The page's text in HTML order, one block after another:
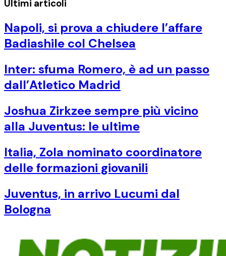
Ultimi articoli
Napoli, si prova a chiudere l’affare
Badiashile col Chelsea
Inter: sfuma Romero, è ad un passo
dall’Atletico Madrid
Joshua Zirkzee sempre più vicino
alla Juventus: le ultime
Italia, Zola nominato coordinatore
delle formazioni giovanili
Juventus, in arrivo Lucumi dal
Bologna